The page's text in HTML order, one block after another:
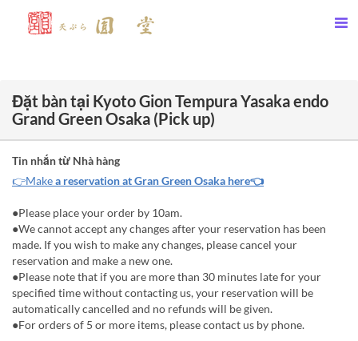
Đặt bàn tại Kyoto Gion Tempura Yasaka endo
Grand Green Osaka (Pick up)
Tin nhắn từ Nhà hàng
👉Makea reservation at Gran Green Osaka here👈
●Please place your order by 10am.
●We cannot accept any changes after your reservation has been
made. If you wish to make any changes, please cancel your
reservation and make a new one.
●Please note that if you are more than 30 minutes late for your
specified time without contacting us, your reservation will be
automatically cancelled and no refunds will be given.
●For orders of 5 or more items, please contact us by phone.